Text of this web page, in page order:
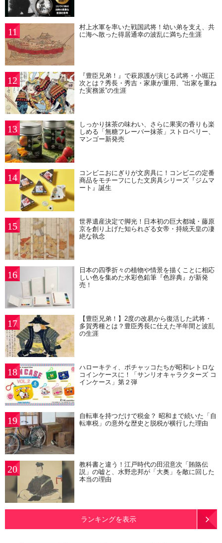
11
村上水軍を率いた戦国武将！幼い弟を支え、共
に海へ散った得居通幸の波乱に満ちた生涯
12
『豊臣兄弟！』で萩原護が演じる武将・小堀正
次とは？秀長・秀吉・家康が重用、“出家を重ね
た実務派”の生涯
13
しっかり抹茶の味わい、さらに果実の香りも楽
しめる「無糖フレーバー抹茶」ストロベリー、
マンゴー新発売
14
コンビニおにぎりが文房具に！コンビニの定番
商品をモチーフにした文房具シリーズ『ジムマ
ート』誕生
15
世界遺産決定で脚光！日本初の巨大都城・藤原
京を創り上げた知られざる女帝・持統天皇の凄
絶な執念
16
日本の四季折々の植物や情景を描くことに相応
しい色を集めた水彩色鉛筆『色辞典』が新発
売！
17
【豊臣兄弟！】2度の改易から復活した武将・
多賀秀種とは？豊臣秀長に仕えた半年間と波乱
の生涯
18
ハローキティ、ポチャッコたちが昭和レトロな
コインケースに！「サンリオキャラクターズ コ
インケース」第２弾
19
自転車を持つだけで税金？ 昭和まで続いた「自
転車税」の意外な歴史と脱税が横行した理由
20
教科書と違う！江戸時代の田沼意次「賄賂伝
説」の嘘と、水野忠邦が「大奥」を敵に回した
本当の理由
ランキングを表示